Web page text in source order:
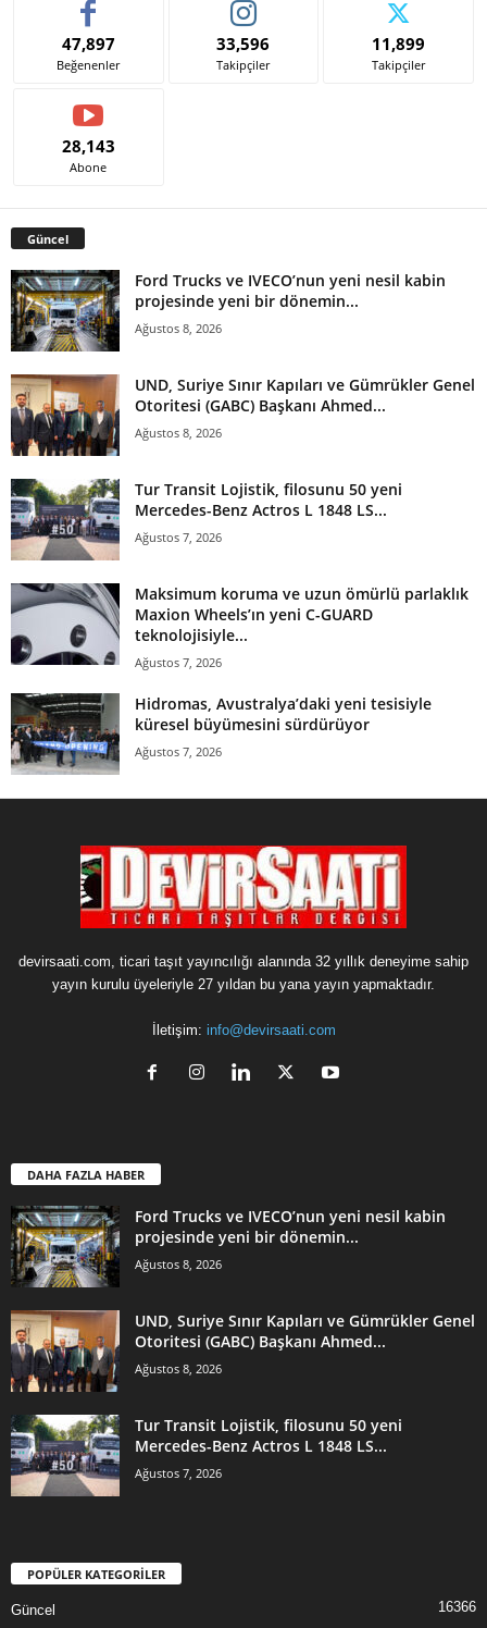
47,897
Beğenenler
33,596
Takipçiler
11,899
Takipçiler
28,143
Abone
Güncel
Ford Trucks ve IVECO’nun yeni nesil kabin
projesinde yeni bir dönemin...
Ağustos 8, 2026
UND, Suriye Sınır Kapıları ve Gümrükler Genel
Otoritesi (GABC) Başkanı Ahmed...
Ağustos 8, 2026
Tur Transit Lojistik, filosunu 50 yeni
Mercedes-Benz Actros L 1848 LS...
Ağustos 7, 2026
Maksimum koruma ve uzun ömürlü parlaklık
Maxion Wheels’ın yeni C-GUARD
teknolojisiyle...
Ağustos 7, 2026
Hidromas, Avustralya’daki yeni tesisiyle
küresel büyümesini sürdürüyor
Ağustos 7, 2026
devirsaati.com, ticari taşıt yayıncılığı alanında 32 yıllık deneyime sahip
yayın kurulu üyeleriyle 27 yıldan bu yana yayın yapmaktadır.
İletişim: info@devirsaati.com
DAHA FAZLA HABER
Ford Trucks ve IVECO’nun yeni nesil kabin
projesinde yeni bir dönemin...
Ağustos 8, 2026
UND, Suriye Sınır Kapıları ve Gümrükler Genel
Otoritesi (GABC) Başkanı Ahmed...
Ağustos 8, 2026
Tur Transit Lojistik, filosunu 50 yeni
Mercedes-Benz Actros L 1848 LS...
Ağustos 7, 2026
POPÜLER KATEGORİLER
Güncel 16366